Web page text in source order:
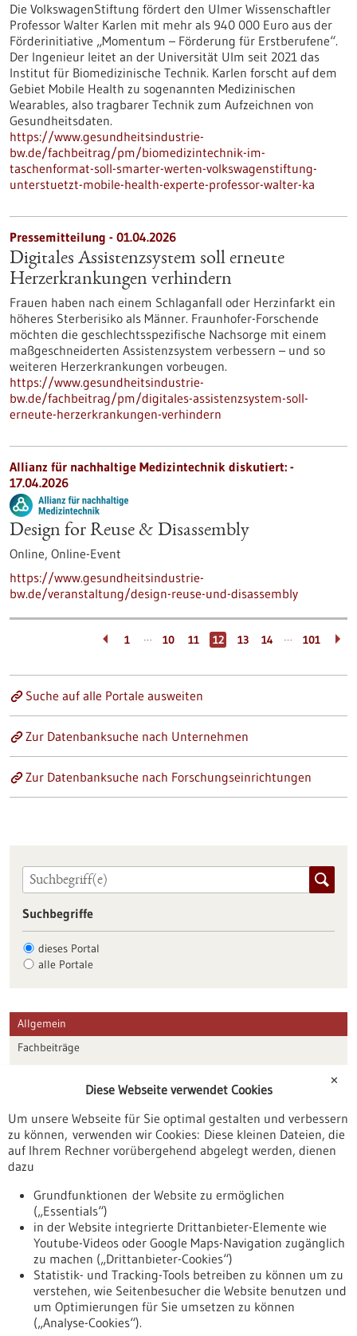
Die VolkswagenStiftung fördert den Ulmer Wissenschaftler
Professor Walter Karlen mit mehr als 940 000 Euro aus der
Förderinitiative „Momentum – Förderung für Erstberufene“.
Der Ingenieur leitet an der Universität Ulm seit 2021 das
Institut für Biomedizinische Technik. Karlen forscht auf dem
Gebiet Mobile Health zu sogenannten Medizinischen
Wearables, also tragbarer Technik zum Aufzeichnen von
Gesundheitsdaten.
https://www.gesundheitsindustrie-
bw.de/fachbeitrag/pm/biomedizintechnik-im-
taschenformat-soll-smarter-werten-volkswagenstiftung-
unterstuetzt-mobile-health-experte-professor-walter-ka
Pressemitteilung - 01.04.2026
Digitales Assistenzsystem soll erneute
Herzerkrankungen verhindern
Frauen haben nach einem Schlaganfall oder Herzinfarkt ein
höheres Sterberisiko als Männer. Fraunhofer-Forschende
möchten die geschlechtsspezifische Nachsorge mit einem
maßgeschneiderten Assistenzsystem verbessern – und so
weiteren Herzerkrankungen vorbeugen.
https://www.gesundheitsindustrie-
bw.de/fachbeitrag/pm/digitales-assistenzsystem-soll-
erneute-herzerkrankungen-verhindern
Allianz für nachhaltige Medizintechnik diskutiert: -
17.04.2026
Design for Reuse & Disassembly
Online, Online-Event
https://www.gesundheitsindustrie-
bw.de/veranstaltung/design-reuse-und-disassembly
1 … 10 11 12 13 14 … 101
Suche auf alle Portale ausweiten
Zur Datenbanksuche nach Unternehmen
Zur Datenbanksuche nach Forschungseinrichtungen
Suchbegriffe
dieses Portal
alle Portale
Allgemein
Fachbeiträge
Veranstaltungen
Erscheinungsdatum
Nach oben
✕
Diese Webseite verwendet Cookies
Um unsere Webseite für Sie optimal gestalten und verbessern
zu können, verwenden wir Cookies: Diese kleinen Dateien, die
auf Ihrem Rechner vorübergehend abgelegt werden, dienen
dazu
Grundfunktionen der Website zu ermöglichen
(„Essentials“)
in der Website integrierte Drittanbieter-Elemente wie
Youtube-Videos oder Google Maps-Navigation zugänglich
zu machen („Drittanbieter-Cookies“)
Statistik- und Tracking-Tools betreiben zu können um zu
verstehen, wie Seitenbesucher die Website benutzen und
um Optimierungen für Sie umsetzen zu können
(„Analyse-Cookies“).